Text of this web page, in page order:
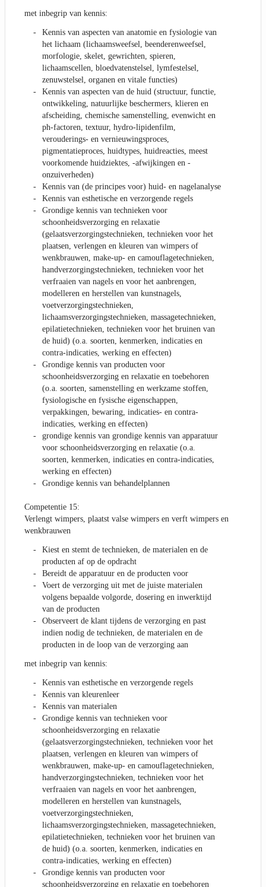
met inbegrip van kennis:
Kennis van aspecten van anatomie en fysiologie van
het lichaam (lichaamsweefsel, beenderenweefsel,
morfologie, skelet, gewrichten, spieren,
lichaamscellen, bloedvatenstelsel, lymfestelsel,
zenuwstelsel, organen en vitale functies)
Kennis van aspecten van de huid (structuur, functie,
ontwikkeling, natuurlijke beschermers, klieren en
afscheiding, chemische samenstelling, evenwicht en
ph-factoren, textuur, hydro-lipidenfilm,
verouderings- en vernieuwingsproces,
pigmentatieproces, huidtypes, huidreacties, meest
voorkomende huidziektes, -afwijkingen en -
onzuiverheden)
Kennis van (de principes voor) huid- en nagelanalyse
Kennis van esthetische en verzorgende regels
Grondige kennis van technieken voor
schoonheidsverzorging en relaxatie
(gelaatsverzorgingstechnieken, technieken voor het
plaatsen, verlengen en kleuren van wimpers of
wenkbrauwen, make-up- en camouflagetechnieken,
handverzorgingstechnieken, technieken voor het
verfraaien van nagels en voor het aanbrengen,
modelleren en herstellen van kunstnagels,
voetverzorgingstechnieken,
lichaamsverzorgingstechnieken, massagetechnieken,
epilatietechnieken, technieken voor het bruinen van
de huid) (o.a. soorten, kenmerken, indicaties en
contra-indicaties, werking en effecten)
Grondige kennis van producten voor
schoonheidsverzorging en relaxatie en toebehoren
(o.a. soorten, samenstelling en werkzame stoffen,
fysiologische en fysische eigenschappen,
verpakkingen, bewaring, indicaties- en contra-
indicaties, werking en effecten)
grondige kennis van grondige kennis van apparatuur
voor schoonheidsverzorging en relaxatie (o.a.
soorten, kenmerken, indicaties en contra-indicaties,
werking en effecten)
Grondige kennis van behandelplannen
Competentie 15:
Verlengt wimpers, plaatst valse wimpers en verft wimpers en
wenkbrauwen
Kiest en stemt de technieken, de materialen en de
producten af op de opdracht
Bereidt de apparatuur en de producten voor
Voert de verzorging uit met de juiste materialen
volgens bepaalde volgorde, dosering en inwerktijd
van de producten
Observeert de klant tijdens de verzorging en past
indien nodig de technieken, de materialen en de
producten in de loop van de verzorging aan
met inbegrip van kennis:
Kennis van esthetische en verzorgende regels
Kennis van kleurenleer
Kennis van materialen
Grondige kennis van technieken voor
schoonheidsverzorging en relaxatie
(gelaatsverzorgingstechnieken, technieken voor het
plaatsen, verlengen en kleuren van wimpers of
wenkbrauwen, make-up- en camouflagetechnieken,
handverzorgingstechnieken, technieken voor het
verfraaien van nagels en voor het aanbrengen,
modelleren en herstellen van kunstnagels,
voetverzorgingstechnieken,
lichaamsverzorgingstechnieken, massagetechnieken,
epilatietechnieken, technieken voor het bruinen van
de huid) (o.a. soorten, kenmerken, indicaties en
contra-indicaties, werking en effecten)
Grondige kennis van producten voor
schoonheidsverzorging en relaxatie en toebehoren